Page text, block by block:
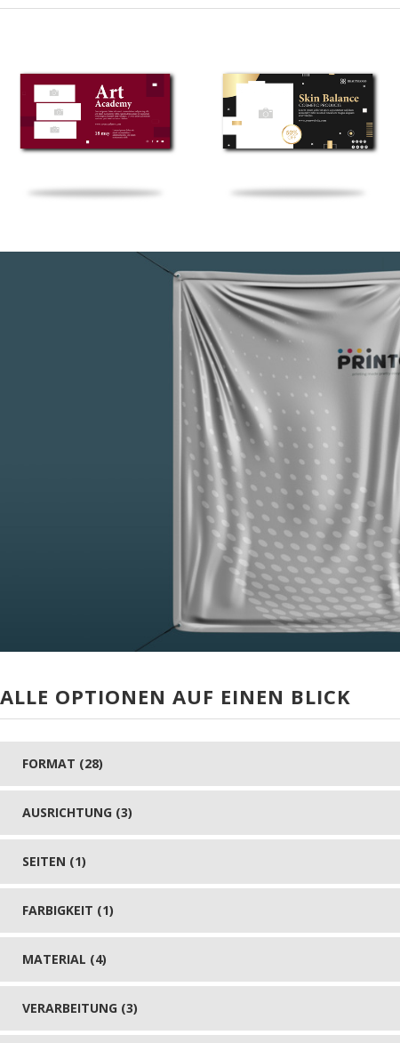
ALLE OPTIONEN AUF EINEN BLICK
FORMAT (28)
AUSRICHTUNG (3)
SEITEN (1)
FARBIGKEIT (1)
MATERIAL (4)
VERARBEITUNG (3)